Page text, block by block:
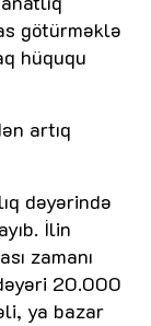
götürməklə
hüququ
artıq
dəyərində
İlin
zamanı
20.000
ya bazar